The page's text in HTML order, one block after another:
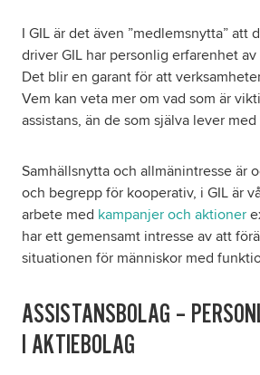
I GIL är det även ”medlemsnytta” att
driver GIL har personlig erfarenhet
Det blir en garant för att
Vem kan veta mer om vad som är
assistans, än de som själva lever med
Samhällsnytta och allmänintresse är
och begrepp för kooperativ, i GIL är
arbete med kampanjer och aktioner
har ett gemensamt intresse av att
situationen för människor med
ASSISTANSBOLAG –
I AKTIEBOLAG